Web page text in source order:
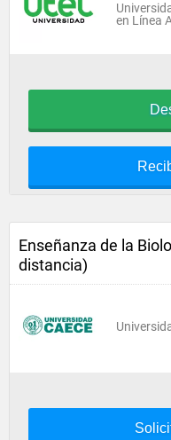
en Línea
Enseñanza de la
distancia)